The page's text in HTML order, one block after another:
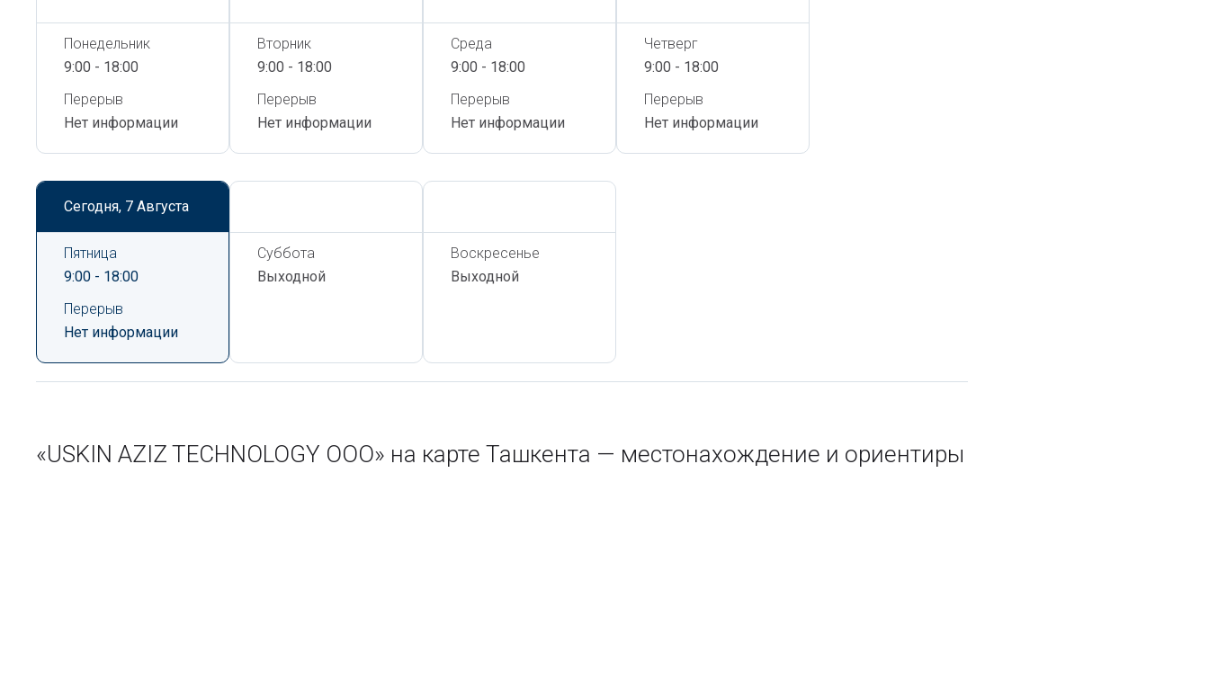
Понедельник
9:00 - 18:00
Перерыв
Нет информации
Вторник
9:00 - 18:00
Перерыв
Нет информации
Среда
9:00 - 18:00
Перерыв
Нет информации
Четверг
9:00 - 18:00
Перерыв
Нет информации
Сегодня, 7 Августа
Пятница
9:00 - 18:00
Перерыв
Нет информации
Суббота
Выходной
Воскресенье
Выходной
«USKIN AZIZ TECHNOLOGY ООО» на карте Ташкента — местонахождение и ориентиры